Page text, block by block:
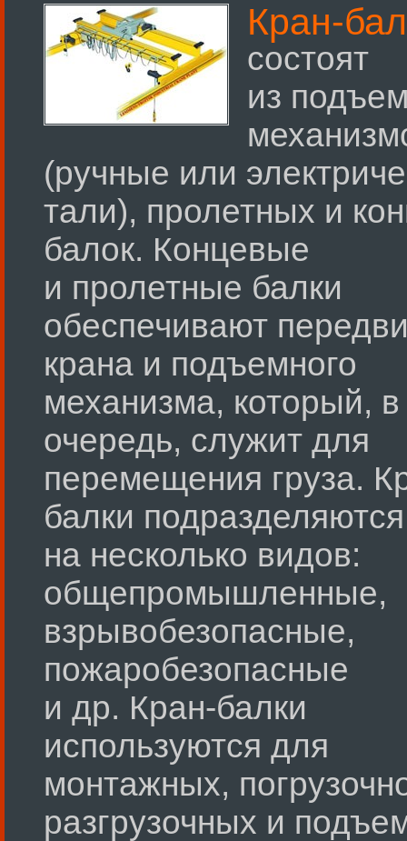
Кран-
состоят
из
(ручные или
тали), пролетных и
балок. Концевые
и пролетные балки
обеспечивают
крана и подъемного
механизма, который,
очередь, служит для
перемещения груза.
балки подразделяются
на несколько видов:
общепромышленные,
взрывобезопасные,
пожаробезопасные
и др. Кран-балки
используются для
монтажных,
разгрузочных и